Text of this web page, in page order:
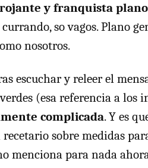
y franquista
so vagos. Plano
nosotros.
escuchar y releer el
(esa referencia a los
complicada. Y es
sobre medidas
menciona para nada